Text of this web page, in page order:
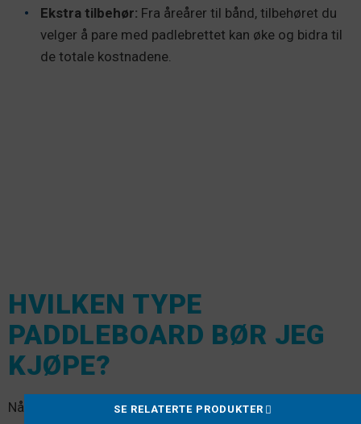
Ekstra tilbehør: Fra åreårer til bånd, tilbehøret du
velger å pare med padlebrettet kan øke og bidra til
de totale kostnadene.
HVILKEN TYPE
PADDLEBOARD BØR JEG
KJØPE?
Nå som du kjenner detaljene, er du klar til å finne ditt
SE RELATERTE PRODUKTER